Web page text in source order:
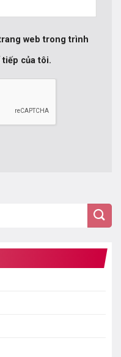
web trong trình
của tôi.